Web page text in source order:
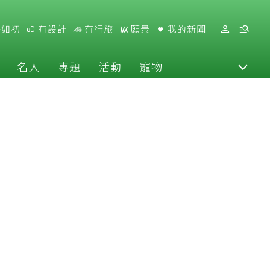
初 有設計 有行旅 願景 我的新聞
名人 專題 活動 寵物